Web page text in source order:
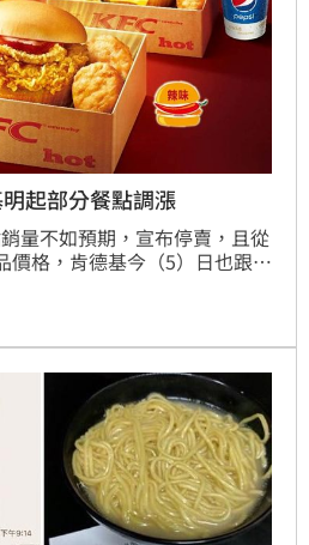
起部分餐點調漲
量不如預期，宣布停賣，且從
價格，肯德基今（5）日也跟進